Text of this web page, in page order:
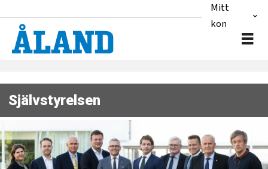
Mitt
konto
Självstyrelsen